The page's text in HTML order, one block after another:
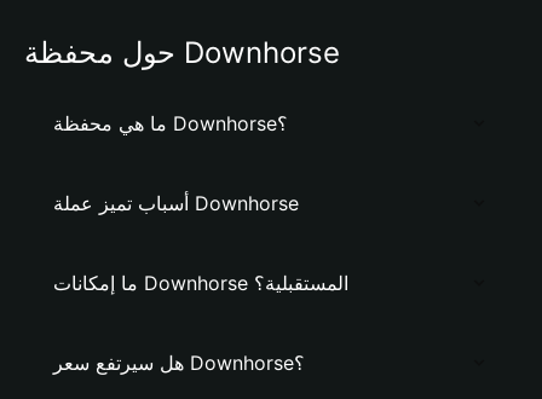
حول محفظة Downhorse
ما هي محفظة Downhorse؟
أسباب تميز عملة Downhorse
ما إمكانات Downhorse المستقبلية؟
هل سيرتفع سعر Downhorse؟